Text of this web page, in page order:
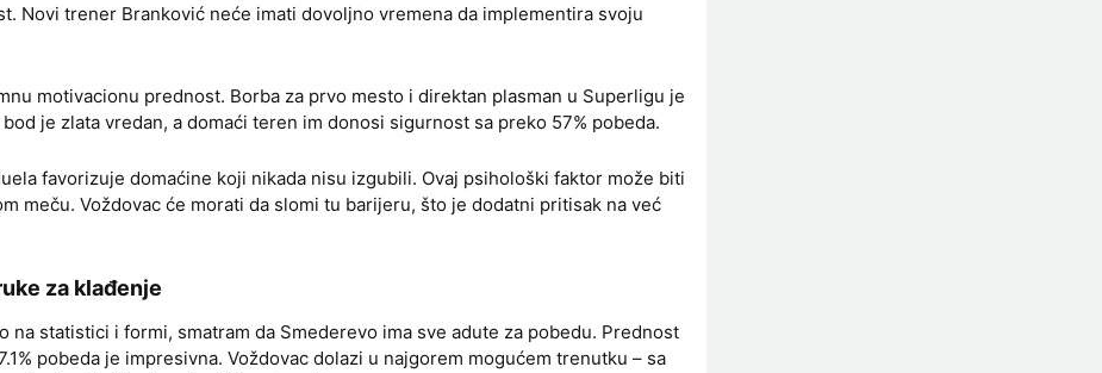
Novi trener Branković neće imati dovoljno vremena da implementira svoju
motivacionu prednost. Borba za prvo mesto i direktan plasman u Superligu je
je zlata vredan, a domaći teren im donosi sigurnost sa preko 57% pobeda.
favorizuje domaćine koji nikada nisu izgubili. Ovaj psihološki faktor može biti
meču. Voždovac će morati da slomi tu barijeru, što je dodatni pritisak na već
za klađenje
na statistici i formi, smatram da Smederevo ima sve adute za pobedu. Prednost
pobeda je impresivna. Voždovac dolazi u najgorem mogućem trenutku – sa